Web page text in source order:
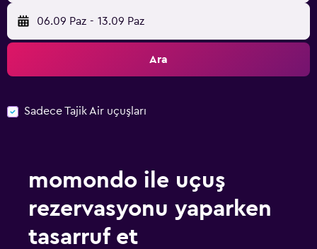
06.09 Paz - 13.09 Paz
Ara
Sadece Tajik Air uçuşları
momondo ile uçuş
rezervasyonu yaparken
tasarruf et